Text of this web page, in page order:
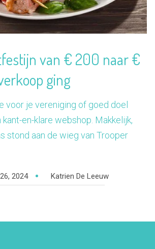
van € 200 naar €
ging
voor je vereniging of goed doel
en-klare webshop. Makkelijk,
stond aan de wieg van Trooper
2024 Katrien De Leeuw